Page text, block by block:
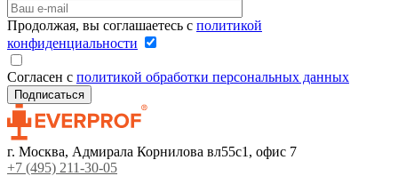
Продолжая, вы соглашаетесь с политикой
конфиденциальности
Согласен с политикой обработки персональных данных
г. Москва, Адмирала Корнилова вл55с1, офис 7
+7 (495) 211-30-05